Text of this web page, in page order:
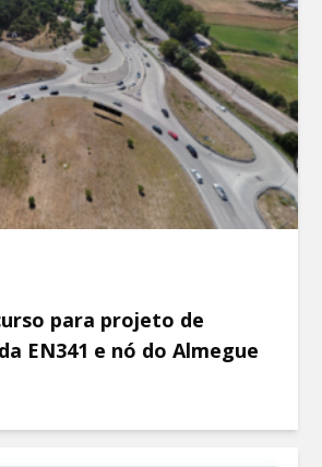
para projeto de
EN341 e nó do Almegue